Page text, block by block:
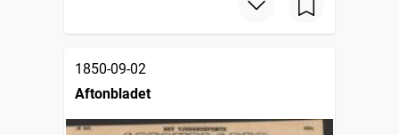
1850-09-02
Aftonbladet